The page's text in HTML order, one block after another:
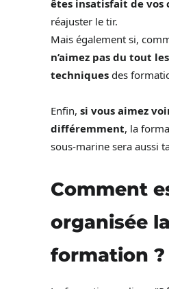
êtes insatisfait de vos
réajuster le tir.
Mais également si,
n’aimez pas du tout
techniques des
Enfin, si vous aimez
différemment, la
sous-marine sera aussi
Comment
organisée la
formation ?